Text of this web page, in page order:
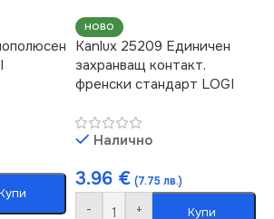
НОВО
Kanlux 25209 Единичен
захранващ контакт.
френски стандарт LOGI
Налично
3.96 € (7.75 лв.)
- + Купи